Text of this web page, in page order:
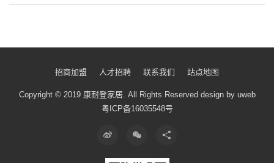
招商加盟 人才招聘 联系我们 站点地图
Copyright © 2019 康耐登家居. All Rights Reserved design by uweb
粤ICP备16035548号